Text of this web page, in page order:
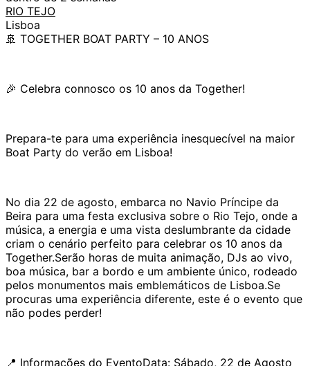
RIO TEJO
Lisboa
🚢 TOGETHER BOAT PARTY – 10 ANOS
🎉 Celebra connosco os 10 anos da Together!
Prepara-te para uma experiência inesquecível na maior
Boat Party do verão em Lisboa!
No dia 22 de agosto, embarca no Navio Príncipe da
Beira para uma festa exclusiva sobre o Rio Tejo, onde a
música, a energia e uma vista deslumbrante da cidade
criam o cenário perfeito para celebrar os 10 anos da
Together.Serão horas de muita animação, DJs ao vivo,
boa música, bar a bordo e um ambiente único, rodeado
pelos monumentos mais emblemáticos de Lisboa.Se
procuras uma experiência diferente, este é o evento que
não podes perder!
📍 Informações do EventoData: Sábado, 22 de Agosto